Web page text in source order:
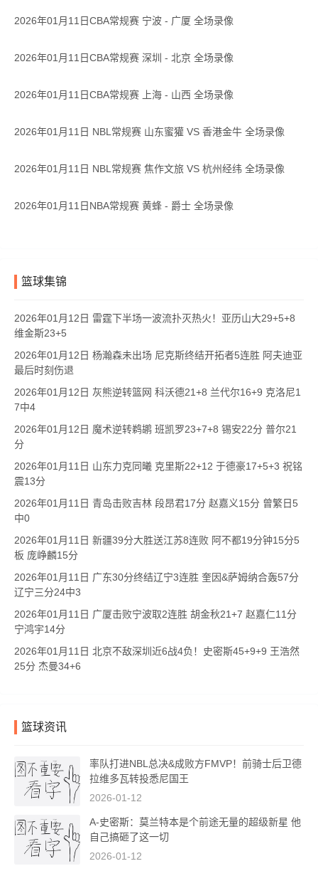
2026年01月11日CBA常规赛 宁波 - 广厦 全场录像
2026年01月11日CBA常规赛 深圳 - 北京 全场录像
2026年01月11日CBA常规赛 上海 - 山西 全场录像
2026年01月11日 NBL常规赛 山东蜜獾 VS 香港金牛 全场录像
2026年01月11日 NBL常规赛 焦作文旅 VS 杭州经纬 全场录像
2026年01月11日NBA常规赛 黄蜂 - 爵士 全场录像
篮球集锦
2026年01月12日 雷霆下半场一波流扑灭热火！亚历山大29+5+8
维金斯23+5
2026年01月12日 杨瀚森未出场 尼克斯终结开拓者5连胜 阿夫迪亚
最后时刻伤退
2026年01月12日 灰熊逆转篮网 科沃德21+8 兰代尔16+9 克洛尼1
7中4
2026年01月12日 魔术逆转鹈鹕 班凯罗23+7+8 锡安22分 普尔21
分
2026年01月11日 山东力克同曦 克里斯22+12 于德豪17+5+3 祝铭
震13分
2026年01月11日 青岛击败吉林 段昂君17分 赵嘉义15分 曾繁日5
中0
2026年01月11日 新疆39分大胜送江苏8连败 阿不都19分钟15分5
板 庞峥麟15分
2026年01月11日 广东30分终结辽宁3连胜 奎因&萨姆纳合轰57分
辽宁三分24中3
2026年01月11日 广厦击败宁波取2连胜 胡金秋21+7 赵嘉仁11分
宁鸿宇14分
2026年01月11日 北京不敌深圳近6战4负！史密斯45+9+9 王浩然
25分 杰曼34+6
篮球资讯
率队打进NBL总决&成败方FMVP！前骑士后卫德
拉维多瓦转投悉尼国王
2026-01-12
A-史密斯：莫兰特本是个前途无量的超级新星 他
自己搞砸了这一切
2026-01-12